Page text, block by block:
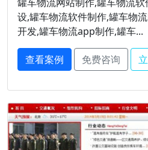
罐车物流网站制作,罐车物流
设,罐车物流软件制作,罐车物
开发,罐车物流app制作,罐车...
查看案例 免费咨询